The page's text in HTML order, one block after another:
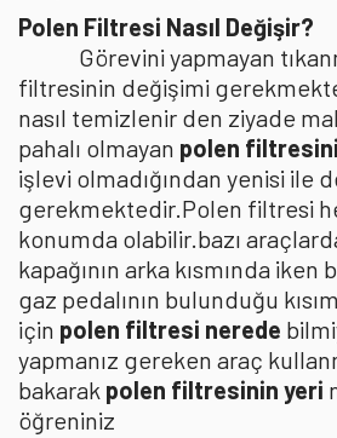
Polen Filtresi Nasıl Değişir?
Görevini yapmayan
filtresinin değişimi
nasıl temizlenir den ziyade
pahalı olmayan polen
işlevi olmadığından yenisi ile
gerekmektedir.Polen filtresi
konumda olabilir.bazı
kapağının arka kısmında iken
gaz pedalının bulunduğu
için polen filtresi nerede
yapmanız gereken araç
bakarak polen filtresinin yeri
öğreniniz